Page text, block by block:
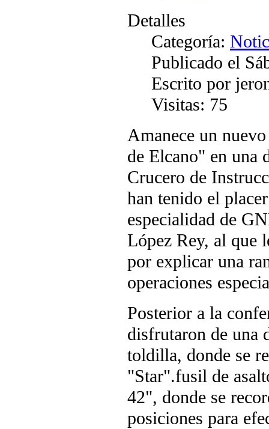
Detalles
Categoría:
Publicado el
Escrito por
Visitas: 75
Amanece un
de Elcano" en una
Crucero de
han tenido el
especialidad de
López Rey, al que
por explicar una
operaciones
Posterior a la
disfrutaron de una
toldilla, donde se
"Star".fusil de
42", donde se
posiciones para